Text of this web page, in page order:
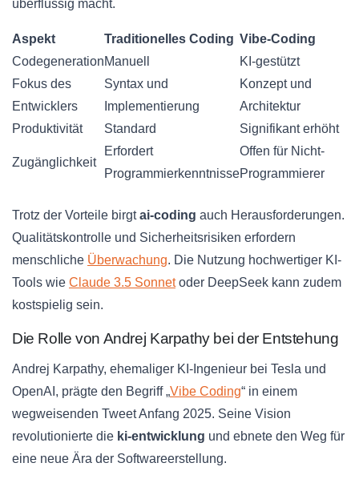
überflüssig macht.
Aspekt Traditionelles Coding Vibe-Coding
CodegenerationManuell
KI-gestützt
Fokus des
Entwicklers
Syntax und
Implementierung
Konzept und
Architektur
Produktivität
Standard Signifikant erhöht
Zugänglichkeit
Erfordert
Programmierkenntnisse
Offen für Nicht-
Programmierer
Trotz der Vorteile birgtai-coding auch Herausforderungen.
Qualitätskontrolle und Sicherheitsrisiken erfordern
menschliche Überwachung. Die Nutzung hochwertiger KI-
Tools wie Claude 3.5 Sonnetoder DeepSeek kann zudem
kostspielig sein.
Die Rolle von Andrej Karpathy bei der Entstehung
Andrej Karpathy, ehemaliger KI-Ingenieur bei Tesla und
OpenAI, prägte den Begriff „Vibe Coding“ in einem
wegweisenden Tweet Anfang 2025. Seine Vision
revolutionierte die ki-entwicklung und ebnete den Weg für
eine neue Ära der Softwareerstellung.